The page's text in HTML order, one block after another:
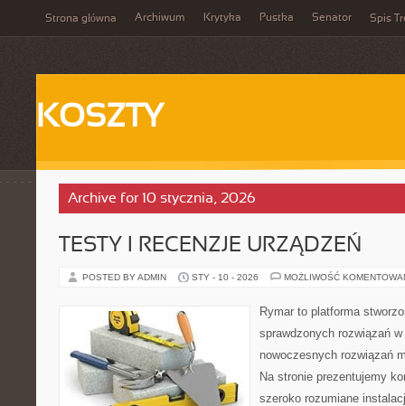
Strona główna Archiwum Krytyka Pustka Senator Spis
KOSZTY
Archive for 10 stycznia, 2026
TESTY I RECENZJE URZĄDZEŃ
POSTED BY ADMIN STY - 10 - 2026 MOŻLIWOŚĆ
Rymar to platforma
sprawdzonych rozwiązań
nowoczesnych rozwiązań
Na stronie prezentujemy
szeroko rozumiane